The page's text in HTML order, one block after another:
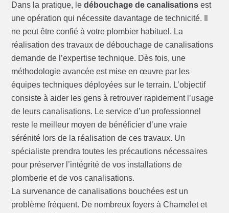
Dans la pratique, ledébouchage de canalisations est
une opération qui nécessite davantage de technicité. Il
ne peut être confié à votre plombier habituel. La
réalisation des travaux de débouchage de canalisations
demande de l’expertise technique. Dès fois, une
méthodologie avancée est mise en œuvre par les
équipes techniques déployées sur le terrain. L’objectif
consiste à aider les gens à retrouver rapidement l’usage
de leurs canalisations. Le service d’un professionnel
reste le meilleur moyen de bénéficier d’une vraie
sérénité lors de la réalisation de ces travaux. Un
spécialiste prendra toutes les précautions nécessaires
pour préserver l’intégrité de vos installations de
plomberie et de vos canalisations.
La survenance de canalisations bouchées est un
problème fréquent. De nombreux foyers à Chamelet et